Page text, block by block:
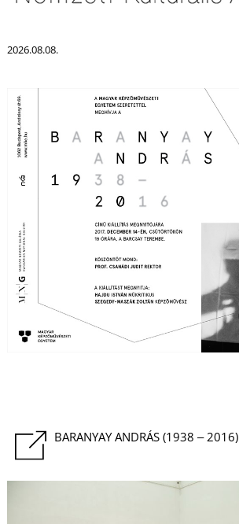
BARANYAY ANDRÁS (1938 ‒ 2016)
2026.08.08.